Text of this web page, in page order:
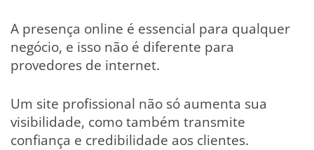
A presença online é essencial para qualquer
negócio, e isso não é diferente para
provedores de internet.
Um site profissional não só aumenta sua
visibilidade, como também transmite
confiança e credibilidade aos clientes.